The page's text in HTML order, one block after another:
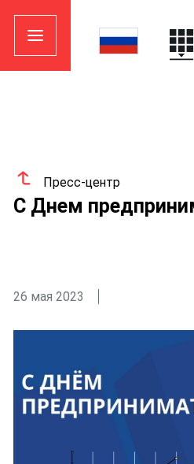
Пресс-центр
С Днем
26 мая 2023